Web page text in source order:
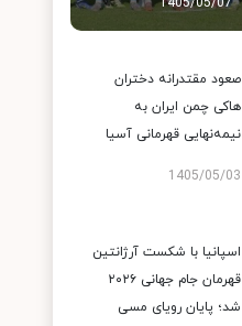
صعود مقتدرانه دختران
هاکی چمن ایران به
نیمه‌نهایی قهرمانی آسیا
1405/05/03
اسپانیا با شکست آرژانتین
قهرمان جام جهانی ۲۰۲۶
شد؛ پایان رویای مسی